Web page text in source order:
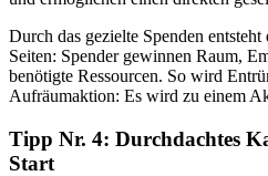
Durch das gezielte Spenden
Seiten: Spender gewinnen Raum,
benötigte Ressourcen. So wird
Aufräumaktion: Es wird zu einem
Tipp Nr. 4: Durchdachtes
Start